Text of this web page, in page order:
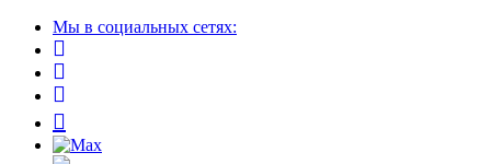
Мы в социальных сетях: